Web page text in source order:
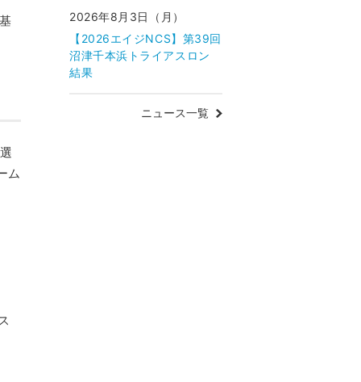
ム
2026年8月3日（月）
【2026エイジNCS】第39回
沼津千本浜トライアスロン
結果
ニュース一覧